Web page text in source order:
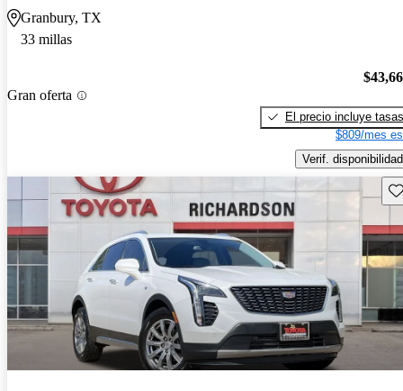
Granbury, TX
33 millas
Gran oferta
El precio incluye tasas
$809/mes
Verif. disponibilidad